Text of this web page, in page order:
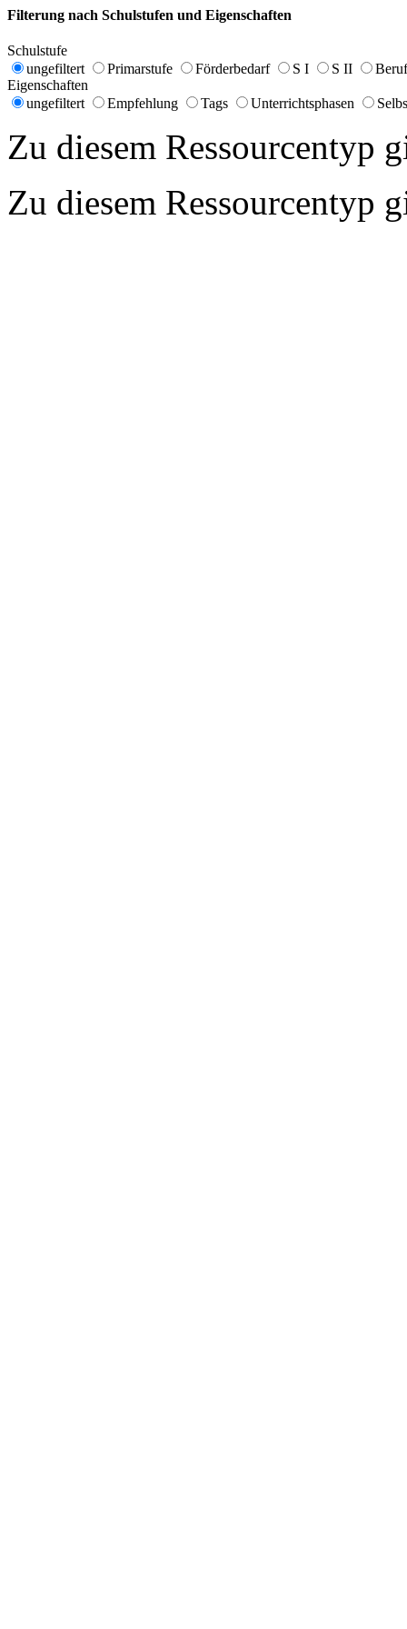
Filterung nach Schulstufen und Eigenschaften
Schulstufe
ungefiltert
Primarstufe Förderbedarf S I S II
Eigenschaften
ungefiltert
Empfehlung Tags Unterrichtsphasen
Zu diesem Ressourcentyp
Zu diesem Ressourcentyp